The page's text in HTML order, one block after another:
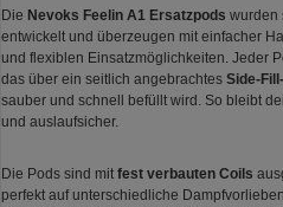
Die Nevoks Feelin A1 Ersatzpods wurden
entwickelt und überzeugen mit einfacher
und flexiblen Einsatzmöglichkeiten. Jeder
das über ein seitlich angebrachtes Side-
sauber und schnell befüllt wird. So bleibt
und auslaufsicher.
Die Pods sind mit fest verbauten Coils
perfekt auf unterschiedliche